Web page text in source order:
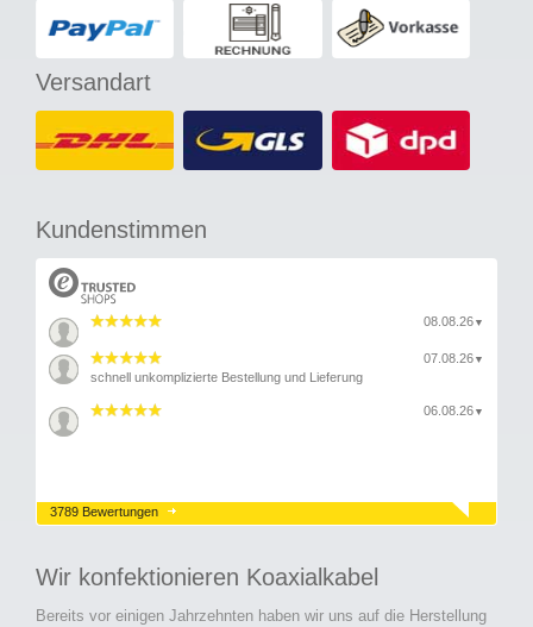
Versandart
Kundenstimmen
08.08.26 ▼
07.08.26 ▼
schnell unkomplizierte Bestellung und Lieferung
06.08.26 ▼
3789 Bewertungen
Wir konfektionieren Koaxialkabel
Bereits vor einigen Jahrzehnten haben wir uns auf die Herstellung